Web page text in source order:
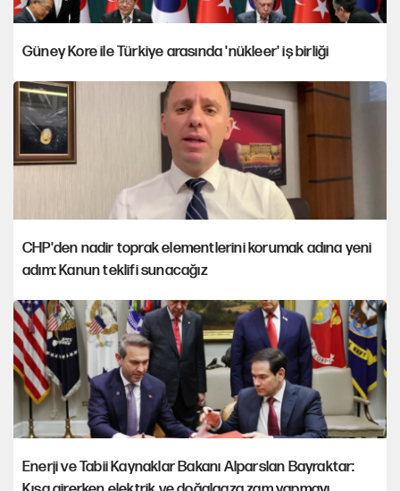
Güney Kore ile Türkiye arasında 'nükleer' iş birliği
CHP'den nadir toprak elementlerini korumak adına yeni
adım: Kanun teklifi sunacağız
Enerji ve Tabii Kaynaklar Bakanı Alparslan Bayraktar: